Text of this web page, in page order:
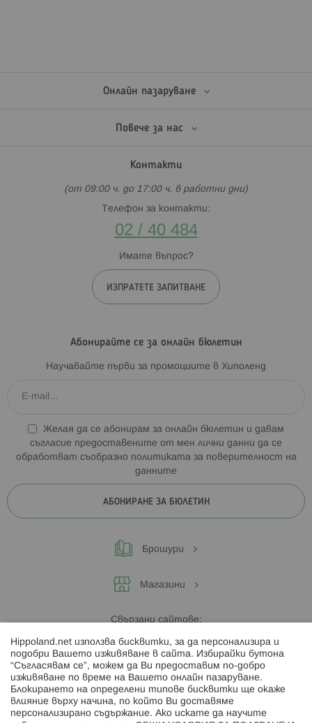
Онлайн пазаруване
Повече за нас
Контакти
(от 09:00 ч. до 17:00 ч. в работни дни)
Телефон за контакти:
02 / 40 484
Имате въпрос?
ИЗПРАТЕТЕ ЗАПИТВАНЕ
Абонирайте се за онлайн бюлетин
Научавайте първи за промоциите в Хиполенд
Желая да се абонирам за онлайн бюлетин и давам
съгласие предоставените от мен лични данни да се
обработват съобразно политиката за поверителност на
данните
АБОНИРАНЕ ЗА БЮЛЕТИН
Брошури
Магазини
Свързани сайтове:
Hippoland.ro
Последвайте ни:
Hippoland.net използва бисквитки, за да персонализира и
подобри Вашето изживяване в сайта. Избирайки бутона
“Съгласявам се”, можем да Ви предоставим по-добро
изживяване по време на Вашето онлайн пазаруване.
Блокирането на определени типове бисквитки ще окаже
влияние върху начина, по който Ви доставяме
персонализирано съдържание. Ако искате да научите